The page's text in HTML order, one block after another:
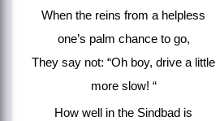
When the reins from a helpless
one’s palm chance to go,
They say not: “Oh boy, drive a little
more slow! “
How well in the Sindbad is